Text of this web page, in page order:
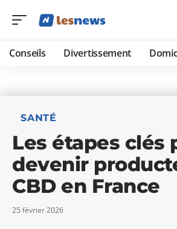
Conseils Divertissement
SANTÉ
Les étapes clés
devenir
CBD en France
25 février 2026